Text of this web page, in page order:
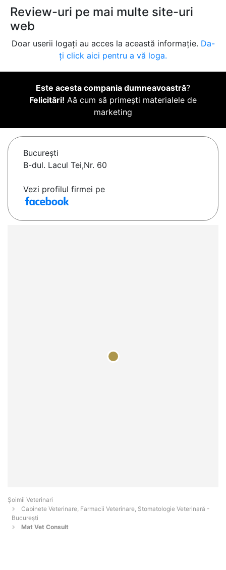
Review-uri pe mai multe site-uri
web
Doar userii logați au acces la această informație. Da-
ți click aici pentru a vă loga.
Este acesta compania dumneavoastră?
Felicitări! Aă cum să primești materialele de
marketing
Bucureşti
B-dul. Lacul Tei,Nr. 60
Vezi profilul firmei pe
Șoimii Veterinari
Cabinete Veterinare, Farmacii Veterinare, Stomatologie Veterinară -
Bucureşti
Mat Vet Consult